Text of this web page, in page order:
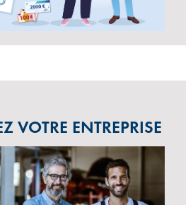
VOTRE ENTREPRISE